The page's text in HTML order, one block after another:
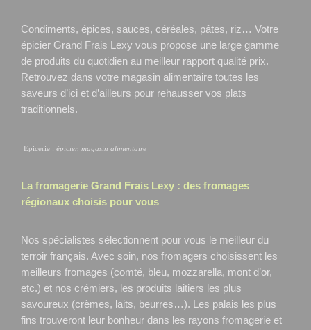
Condiments, épices, sauces, céréales, pâtes, riz… Votre
épicier Grand Frais Lexy vous propose une large gamme
de produits du quotidien au meilleur rapport qualité prix.
Retrouvez dans votre magasin alimentaire toutes les
saveurs d’ici et d’ailleurs pour rehausser vos plats
traditionnels.
Epicerie : épicier, magasin alimentaire
La fromagerie Grand Frais Lexy : des fromages
régionaux choisis pour vous
Nos spécialistes sélectionnent pour vous le meilleur du
terroir français. Avec soin, nos fromagers choisissent les
meilleurs fromages (comté, bleu, mozzarella, mont d’or,
etc.) et nos crémiers, les produits laitiers les plus
savoureux (crèmes, laits, beurres…). Les palais les plus
fins trouveront leur bonheur dans les rayons fromagerie et